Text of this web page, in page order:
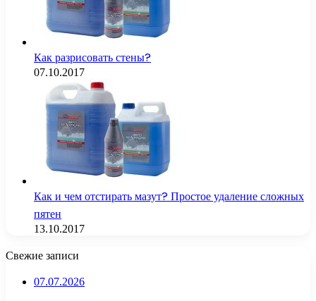
Как разрисовать стены?
07.10.2017
Как и чем отстирать мазут? Простое удаление сложных
пятен
13.10.2017
Свежие записи
07.07.2026